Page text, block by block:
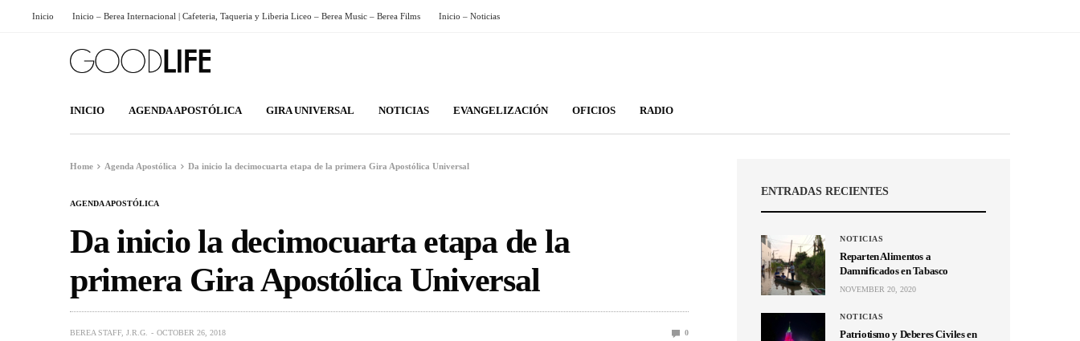
Inicio Inicio – Berea Internacional | Cafeteria, Taqueria y Liberia Liceo – Berea Music – Berea Films Inicio – Noticias
INICIO AGENDA APOSTÓLICA GIRA UNIVERSAL NOTICIAS EVANGELIZACIÓN OFICIOS RADIO
Home Agenda Apostólica Da inicio la decimocuarta etapa de la primera Gira Apostólica Universal
AGENDA APOSTÓLICA
Da inicio la decimocuarta etapa de la
primera Gira Apostólica Universal
BEREA STAFF, J.R.G. OCTOBER 26, 2018 0
ENTRADAS RECIENTES
NOTICIAS
Reparten Alimentos a
Damnificados en Tabasco
NOVEMBER 20, 2020
NOTICIAS
Patriotismo y Deberes Civiles en